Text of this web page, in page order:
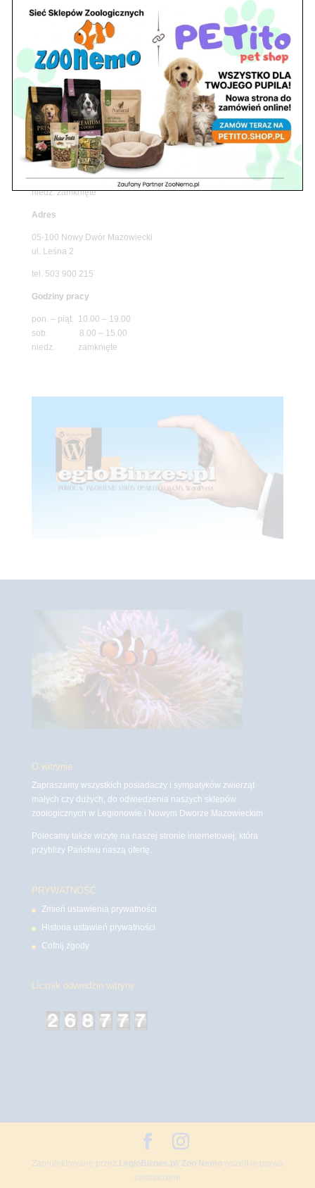
Znajdź nas
Adres
05-120 Legionowo
ul. Piłsudskiego 31,
pawilon 134
tel./fax. 22 784 71 96
Godziny pracy
pon. – piąt. 10.00 – 19.00
sob. 10.00 – 15.00
niedz. zamknięte
Adres
05-100 Nowy Dwór Mazowiecki
ul. Leśna 2
tel. 503 900 215
Godziny pracy
pon. – piąt. 10.00 – 19.00
sob. 8.00 – 15.00
niedz. zamknięte
O witrynie
Zapraszamy wszystkich posiadaczy i sympatyków zwierząt
małych czy dużych, do odwiedzenia naszych sklepów
zoologicznych w Legionowie i Nowym Dworze Mazowieckim
Polecamy także wizytę na naszej stronie internetowej, która
przybliży Państwu naszą ofertę.
PRYWATNOŚĆ
Zmień ustawienia prywatności
Historia ustawień prywatności
Cofnij zgody
Licznik odwiedzin witryny
Zaprojektowane przez LegioBiznes.pl/ Zoo Nemowszelkie prawa
zastrzeżone